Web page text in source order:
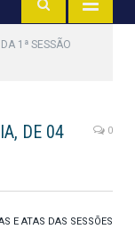
1ª SESSÃO
DE 04
0
E ATAS DAS SESSÕES